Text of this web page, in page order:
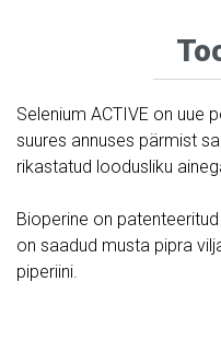
Selenium ACTIVE on uue
suures annuses pärmist
rikastatud loodusliku
Bioperine on
on saadud musta pipra
piperiini.